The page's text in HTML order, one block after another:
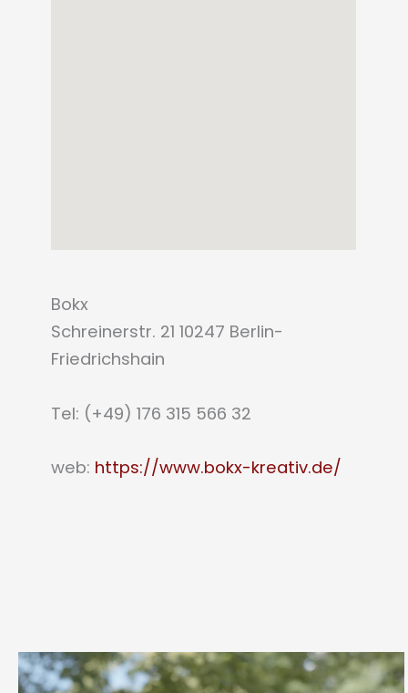
Bokx
Schreinerstr. 21 10247 Berlin-
Friedrichshain
Tel: (+49) 176 315 566 32
web: https://www.bokx-kreativ.de/